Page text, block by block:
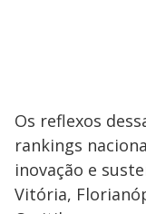
Os reflexos
rankings
inovação e
Vitória,